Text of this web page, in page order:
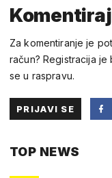
Za komentiranje je
račun? Registracija
se u raspravu.
PRIJAVI SE
TOP NEWS